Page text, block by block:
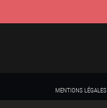
MENTIONS LÉGALES